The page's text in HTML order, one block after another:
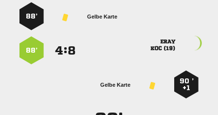
Gelbe Karte
88’

 
:
88’
90 ’
+1
Gelbe Karte